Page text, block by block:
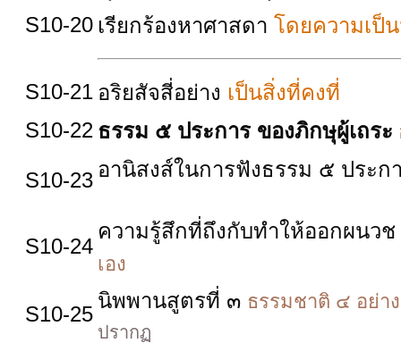
S10-20 เรียกร้องหาศาสดา โดยความเป็
S10-21 อริยสัจสี่อย่าง เป็นสิ่งที่คงที่
S10-22 ธรรม ๕ ประการ ของภิกษุผู้เถระ
S10-23 อานิสงส์ในการฟังธรรม ๕ ประก
S10-24
ความรู้สึกที่ถึงกับทำให้ออกผนวช
เอง
S10-25
นิพพานสูตรที่ ๓ ธรรมชาติ ๔ อย่า
ปรากฏ